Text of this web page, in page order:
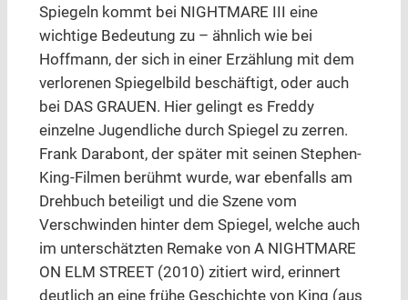
Spiegeln kommt bei NIGHTMARE III eine
wichtige Bedeutung zu – ähnlich wie bei
Hoffmann, der sich in einer Erzählung mit dem
verlorenen Spiegelbild beschäftigt, oder auch
bei DAS GRAUEN. Hier gelingt es Freddy
einzelne Jugendliche durch Spiegel zu zerren.
Frank Darabont, der später mit seinen Stephen-
King-Filmen berühmt wurde, war ebenfalls am
Drehbuch beteiligt und die Szene vom
Verschwinden hinter dem Spiegel, welche auch
im unterschätzten Remake von A NIGHTMARE
ON ELM STREET (2010) zitiert wird, erinnert
deutlich an eine frühe Geschichte von King (aus